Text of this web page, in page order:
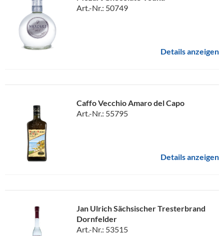
Art.-Nr.: 50749
Details anzeigen
Caffo Vecchio Amaro del Capo
Art.-Nr.: 55795
Details anzeigen
Jan Ulrich Sächsischer Tresterbrand
Dornfelder
Art.-Nr.: 53515